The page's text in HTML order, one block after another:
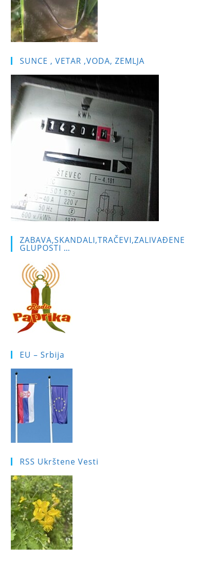
SUNCE , VETAR ,VODA, ZEMLJA
ZABAVA,SKANDALI,TRAČEVI,ZALIVAĐENE
GLUPOSTI …
EU – Srbija
RSS Ukrštene Vesti